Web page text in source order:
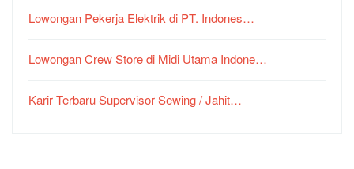
Lowongan Pekerja Elektrik di PT. Indones…
Lowongan Crew Store di Midi Utama Indone…
Karir Terbaru Supervisor Sewing / Jahit…